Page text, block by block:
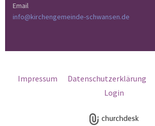
Email
info@kirchengemeinde-schwansen.de
Impressum Datenschutzerklärung
Login